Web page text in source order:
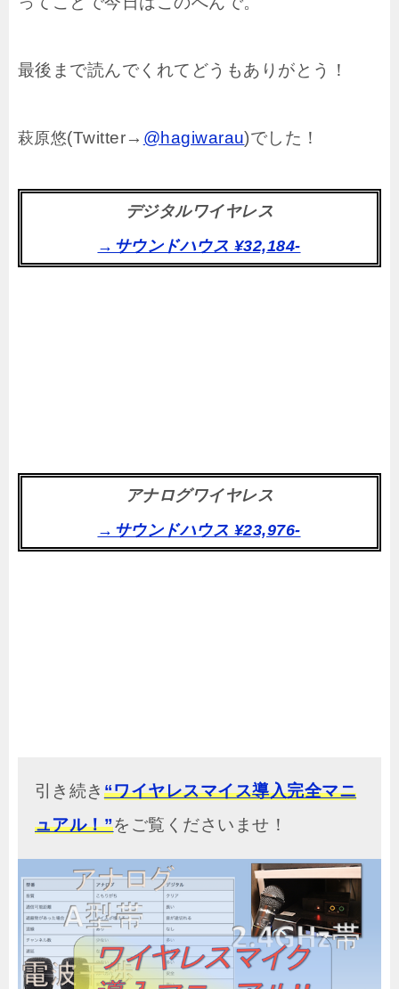
最後まで読んでくれてどうもありがとう！
萩原悠(Twitter→ @hagiwarau)でした！
デジタルワイヤレス
→サウンドハウス ¥32,184-
アナログワイヤレス
→サウンドハウス ¥23,976-
引き続き “ワイヤレスマイス導入完全マニ
ュアル！”をご覧くださいませ！